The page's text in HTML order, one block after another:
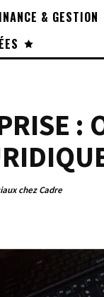
& GESTION
:
chez Cadre